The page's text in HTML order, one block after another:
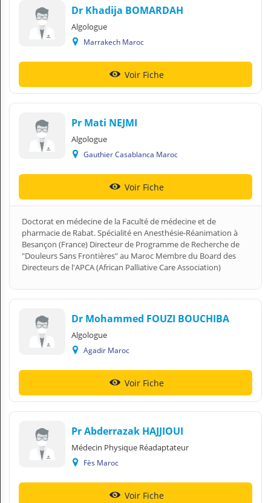
Dr Khadija BOMARDAH
Algologue
Marrakech Maroc
Voir Fiche
Pr Mati NEJMI
Algologue
Gauthier Casablanca Maroc
Voir Fiche
Doctorat en médecine de la Faculté de médecine et de
pharmacie de Rabat. Spécialité en Anesthésie-Réanimation à
Besançon (France) Directeur de Programme de Recherche de
"Douleurs Sans Frontières" au Maroc Membre du Board des
Directeurs de l'APCA (African Palliative Care Association)
Dr Mohammed FOUZI BOUCHIBA
Algologue
Agadir Maroc
Voir Fiche
Pr Abderrazak HAJJIOUI
Médecin Physique Réadaptateur
Fès Maroc
Voir Fiche